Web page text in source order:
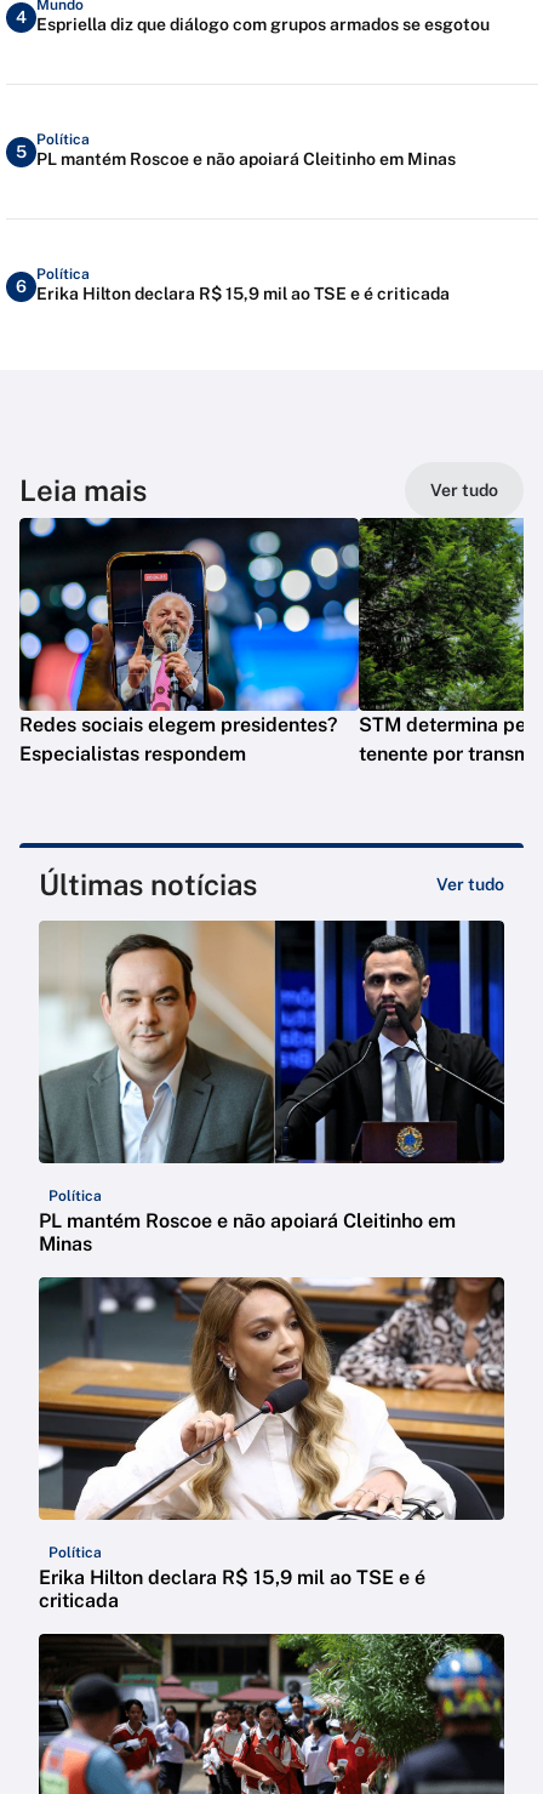
4
Mundo
Espriella diz que diálogo com grupos armados se esgotou
5
Política
PL mantém Roscoe e não apoiará Cleitinho em Minas
6
Política
Erika Hilton declara R$ 15,9 mil ao TSE e é criticada
Leia mais Ver tudo
Redes sociais elegem presidentes?
Especialistas respondem
STM determina
tenente por
Últimas notícias Ver tudo
Política
PL mantém Roscoe e não apoiará Cleitinho em
Minas
Política
Erika Hilton declara R$ 15,9 mil ao TSE e é
criticada